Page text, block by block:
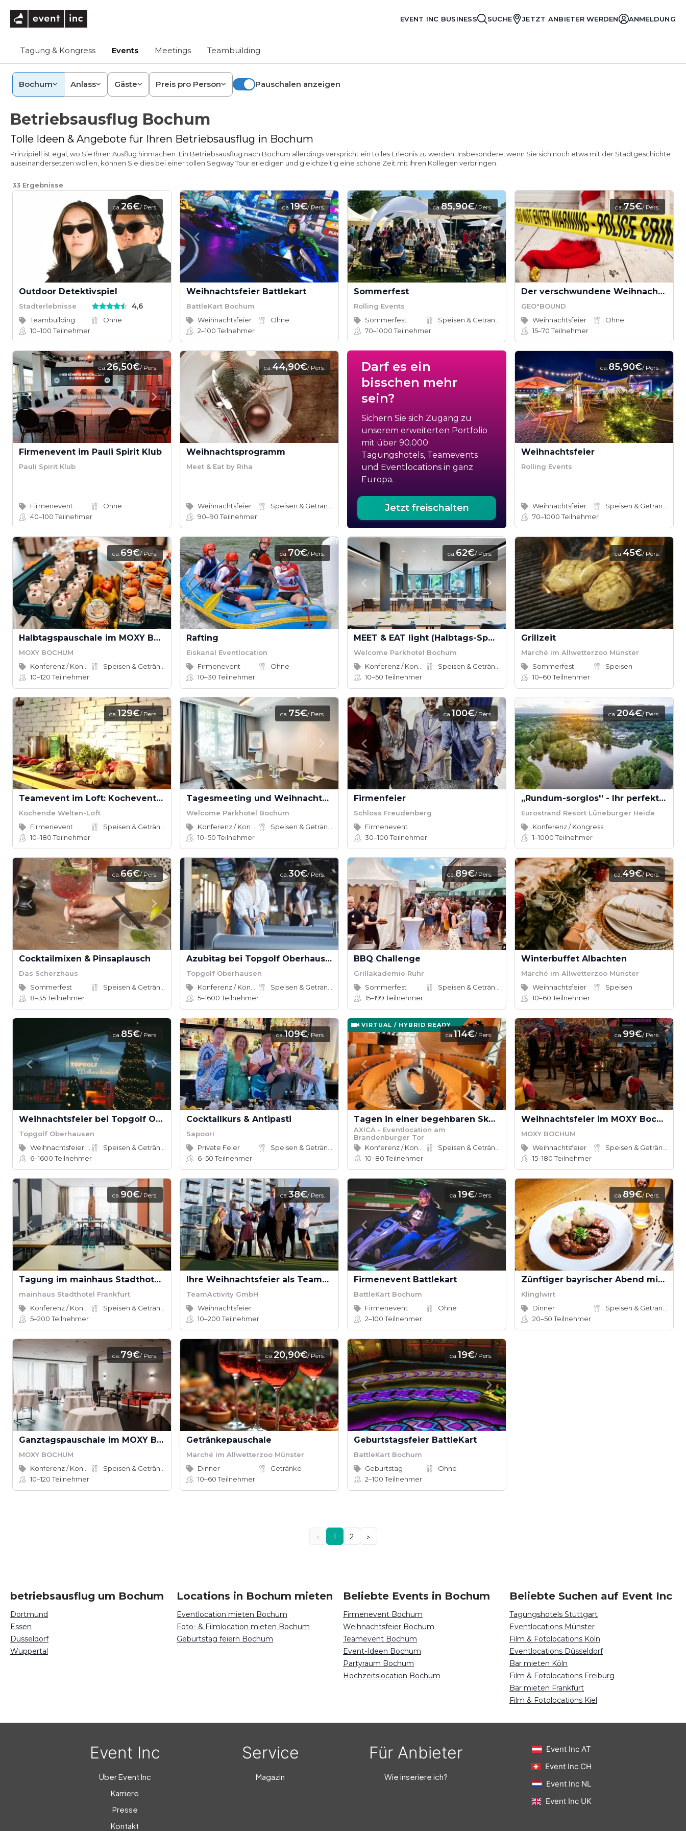
EVENT INC BUSINESS SUCHE JETZT ANBIETER WERDEN ANMELDUNG
Tagung & Kongress Events Meetings Teambuilding
Bochum Anlass Gäste Preis pro Person Pauschalen anzeigen
Betriebsausflug Bochum
Tolle Ideen & Angebote für Ihren Betriebsausflug in Bochum
Prinzipiell ist egal, wo Sie Ihren Ausflug hinmachen. Ein Betriebsausflug nach Bochum allerdings verspricht ein tolles Erlebnis zu werden. Insbesondere, wenn Sie sich noch etwa mit der Stadtgeschichte
auseinandersetzen wollen, können Sie dies bei einer tollen Segway Tour erledigen und gleichzeitig eine schöne Zeit mit Ihren Kollegen verbringen.
33 Ergebnisse
ca.26€/ Pers.
Outdoor Detektivspiel
Stadterlebnisse 4,6
Teambuilding
Ohne
10–100Teilnehmer
ca.19€/ Pers.
Weihnachtsfeier Battlekart
BattleKart Bochum
Weihnachtsfeier
Ohne
2–100Teilnehmer
ca.85,90€/ Pers.
Sommerfest
Rolling Events
Sommerfest
70–1000Teilnehmer
ca.75€/ Pers.
Der verschwundene Weihnachtsmann - Rettet Weihnachten! (Teamevent)
GEO°BOUND
Weihnachtsfeier
Ohne
15–70Teilnehmer
ca.26,50€/ Pers.
Firmenevent im Pauli Spirit Klub
Pauli Spirit Klub
Firmenevent
Ohne
40–100Teilnehmer
ca.44,90€/ Pers.
Weihnachtsprogramm
Meet & Eat by Riha
Weihnachtsfeier
90–90Teilnehmer
Darf es ein
bisschen mehr
sein?
Sichern Sie sich Zugang zu
unserem erweiterten Portfolio
mit über 90.000
Tagungshotels, Teamevents
und Eventlocations in ganz
Europa.
Jetzt freischalten
ca.85,90€/ Pers.
Weihnachtsfeier
Rolling Events
Weihnachtsfeier
70–1000Teilnehmer
ca.69€/ Pers.
Halbtagspauschale im MOXY Bochum
MOXY BOCHUM
10–120Teilnehmer
ca.70€/ Pers.
Rafting
Eiskanal Eventlocation
Firmenevent
Ohne
10–30Teilnehmer
ca.62€/ Pers.
MEET & EAT light (Halbtags-Special)
Welcome Parkhotel Bochum
10–50Teilnehmer
ca.45€/ Pers.
Grillzeit
Marché im Allwetterzoo Münster
Sommerfest
Speisen
10–60Teilnehmer
ca.129€/ Pers.
Teamevent im Loft: Kochevent inkl. Cocktail-Workshop ab 16 Teilnehmern
Kochende Welten-Loft
Firmenevent
10–180Teilnehmer
ca.75€/ Pers.
Tagesmeeting und Weihnachtsfeier mit Hotelübernachtung - Tagungspaket
Welcome Parkhotel Bochum
10–50Teilnehmer
ca.100€/ Pers.
Firmenfeier
Schloss Freudenberg
Firmenevent
30–100Teilnehmer
ca.204€/ Pers.
,,Rundum-sorglos'' - Ihr perfekter Veranstaltungstag
Eurostrand Resort Lüneburger Heide
Konferenz / Kongress
1–1000Teilnehmer
ca.66€/ Pers.
Cocktailmixen & Pinsaplausch
Das Scherzhaus
Sommerfest
8–35Teilnehmer
ca.30€/ Pers.
Azubitag bei Topgolf Oberhausen
Topgolf Oberhausen
5–1600Teilnehmer
ca.89€/ Pers.
BBQ Challenge
Grillakademie Ruhr
Sommerfest
15–199Teilnehmer
ca.49€/ Pers.
Winterbuffet Albachten
Marché im Allwetterzoo Münster
Weihnachtsfeier
Speisen
10–60Teilnehmer
ca.85€/ Pers.
Weihnachtsfeier bei Topgolf Oberhausen
Topgolf Oberhausen
6–1600Teilnehmer
ca.109€/ Pers.
Cocktailkurs & Antipasti
Sapoori
Private Feier
6–50Teilnehmer
VIRTUAL / HYBRID READY
ca.114€/ Pers.
Tagen in einer begehbaren Skulptur
AXICA - Eventlocation am
Brandenburger Tor
10–80Teilnehmer
ca.99€/ Pers.
Weihnachtsfeier im MOXY Bochum
MOXY BOCHUM
Weihnachtsfeier
15–180Teilnehmer
ca.90€/ Pers.
Tagung im mainhaus Stadthotel Frankfurt
mainhaus Stadthotel Frankfurt
5–200Teilnehmer
ca.38€/ Pers.
Ihre Weihnachtsfeier als Teamevent
TeamActivity GmbH
Weihnachtsfeier
10–200Teilnehmer
ca.19€/ Pers.
Firmenevent Battlekart
BattleKart Bochum
Firmenevent
Ohne
2–100Teilnehmer
ca.89€/ Pers.
Zünftiger bayrischer Abend mit Bio-Schmankerl im Family Style
Klinglwirt
Dinner
20–50Teilnehmer
ca.79€/ Pers.
Ganztagspauschale im MOXY Bochum
MOXY BOCHUM
10–120Teilnehmer
ca.20,90€/ Pers.
Getränkepauschale
Marché im Allwetterzoo Münster
Dinner
Getränke
10–60Teilnehmer
ca.19€/ Pers.
Geburtstagsfeier BattleKart
BattleKart Bochum
Geburtstag
Ohne
2–100Teilnehmer
< 1 2 >
betriebsausflug um Bochum
Dortmund
Essen
Düsseldorf
Wuppertal
Locations in Bochum mieten
Eventlocation mieten Bochum
Foto- & Filmlocation mieten Bochum
Geburtstag feiern Bochum
Beliebte Events in Bochum
Firmenevent Bochum
Weihnachtsfeier Bochum
Teamevent Bochum
Event-Ideen Bochum
Partyraum Bochum
Hochzeitslocation Bochum
Beliebte Suchen auf Event Inc
Tagungshotels Stuttgart
Eventlocations Münster
Film & Fotolocations Köln
Eventlocations Düsseldorf
Bar mieten Köln
Film & Fotolocations Freiburg
Bar mieten Frankfurt
Film & Fotolocations Kiel
Event Inc
Über Event Inc
Karriere
Presse
Kontakt
Service
Magazin
Für Anbieter
Wie inseriere ich?
Event Inc AT
Event Inc CH
Event Inc NL
Event Inc UK